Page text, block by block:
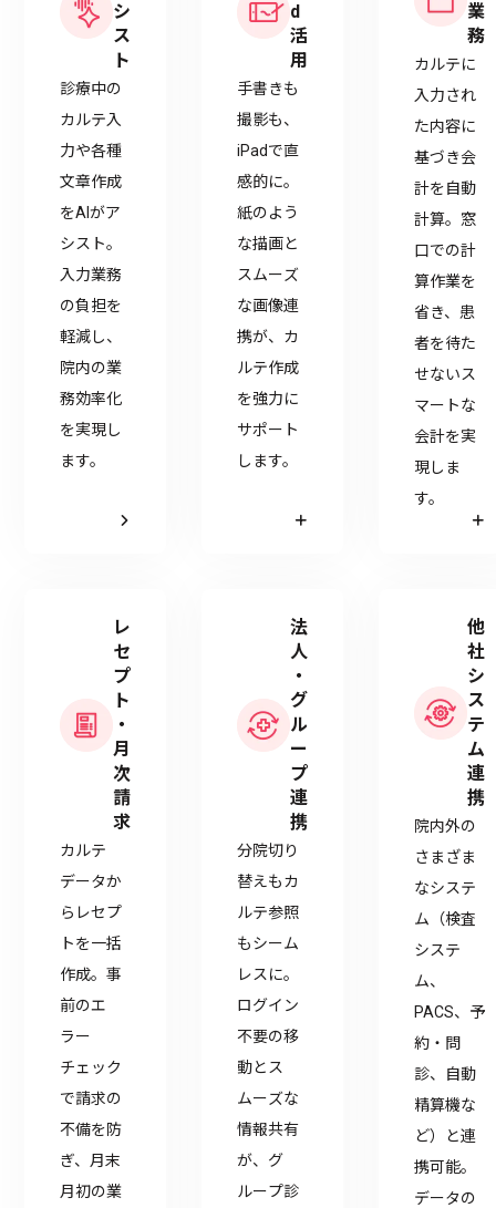
シ
ス
ト
診療中の
カルテ入
力や各種
文章作成
をAIがア
シスト。
入力業務
の負担を
軽減し、
院内の業
務効率化
を実現し
ます。
d
活
用
手書きも
撮影も、
iPadで直
感的に。
紙のよう
な描画と
スムーズ
な画像連
携が、カ
ルテ作成
を強力に
サポート
します。
業
務
カルテに
入力され
た内容に
基づき会
計を自動
計算。窓
口での計
算作業を
省き、患
者を待た
せないス
マートな
会計を実
現しま
す。
レ
セ
プ
ト
・
月
次
請
求
カルテ
データか
らレセプ
トを一括
作成。事
前のエ
ラー
チェック
で請求の
不備を防
ぎ、月末
月初の業
法
人
・
グ
ル
ー
プ
連
携
分院切り
替えもカ
ルテ参照
もシーム
レスに。
ログイン
不要の移
動とス
ムーズな
情報共有
が、グ
ループ診
他
社
シ
ス
テ
ム
連
携
院内外の
さまざま
なシステ
ム（検査
システ
ム、
PACS、予
約・問
診、自動
精算機な
ど）と連
携可能。
データの